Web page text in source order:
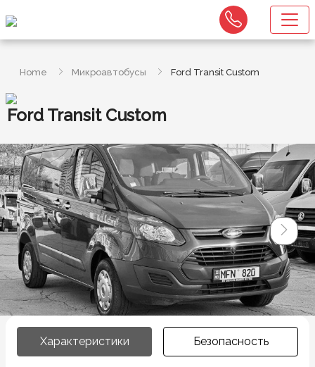
Home Микроавтобусы Ford Transit Custom
Ford Transit Custom
Характеристики Безопасность